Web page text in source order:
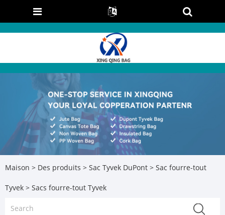
Maison > Des produits > Sac Tyvek DuPont > Sac fourre-tout
Tyvek > Sacs fourre-tout Tyvek